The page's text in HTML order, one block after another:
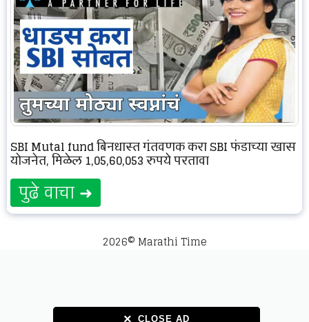
× CLOSE AD
× CLOSE AD
SBI Mutal fund बिनधास्त गुंतवणूक करा SBI फंडाच्या खास
योजनेत, मिळेल 1,05,60,053 रुपये परतावा
पुढे वाचा ➜
2026© Marathi Time